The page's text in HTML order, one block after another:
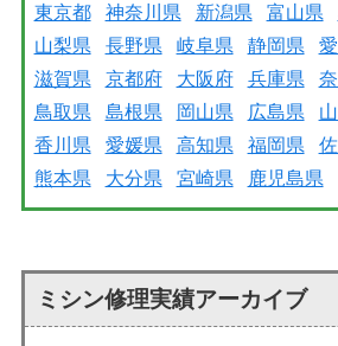
東京都
神奈川県 新潟県 富山県
山梨県
長野県 岐阜県 静岡県
滋賀県
京都府 大阪府 兵庫県
鳥取県
島根県 岡山県 広島県
香川県
愛媛県 高知県 福岡県
熊本県
大分県 宮崎県 鹿児島県
ミシン修理実績アーカイブ